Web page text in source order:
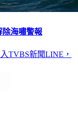
海嘯警報
TVBS新聞LINE，